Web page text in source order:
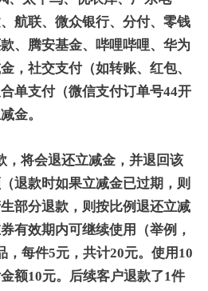
航联、微众银行、分付、零钱
、腾安基金、哔哩哔哩、华为
，社交支付（如转账、红包、
单支付（微信支付订单号44开
金。
，将会退还立减金，并退回该
退款时如果立减金已过期，则
部分退款，则按比例退还立减
有效期内可继续使用（举例，
，每件5元，共计20元。使用10
额10元。后续客户退款了1件